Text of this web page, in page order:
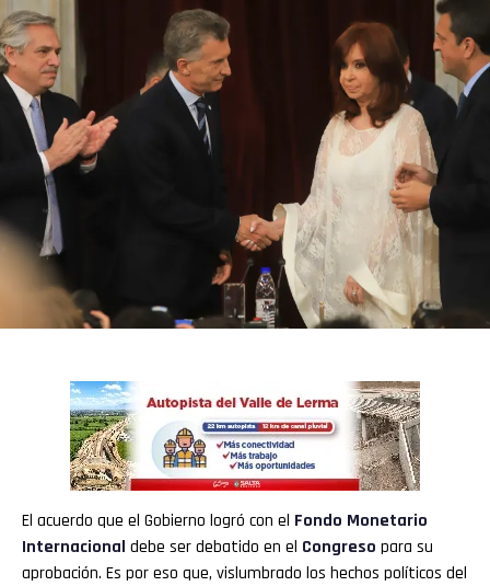
El acuerdo que el Gobierno logró con el Fondo Monetario
Internacional debe ser debatido en el Congreso para su
aprobación. Es por eso que, vislumbrado los hechos políticos del